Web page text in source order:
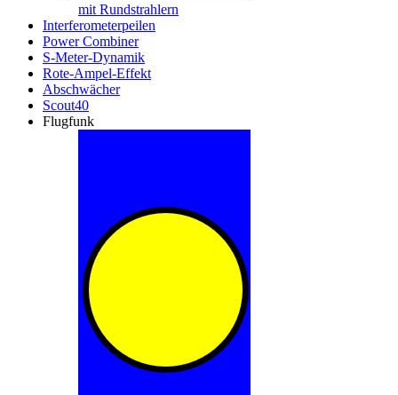
mit Rundstrahlern
Interferometerpeilen
Power Combiner
S-Meter-Dynamik
Rote-Ampel-Effekt
Abschwächer
Scout40
Flugfunk